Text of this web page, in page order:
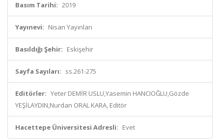
Basım Tarihi: 2019
Yayınevi: Nisan Yayınları
Basıldığı Şehir: Eskişehir
Sayfa Sayıları: ss.261-275
Editörler: Yeter DEMİR USLU,Yasemin HANCIOĞLU,Gözde
YEŞİLAYDIN,Nurdan ORAL KARA, Editör
Hacettepe Üniversitesi Adresli: Evet